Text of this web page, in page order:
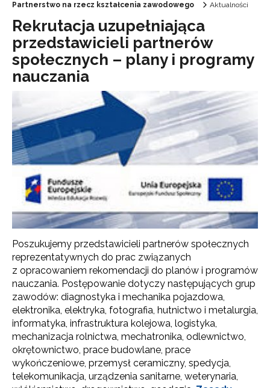
Partnerstwo na rzecz kształcenia zawodowego
Aktualności
Rekrutacja uzupełniająca
przedstawicieli partnerów
społecznych – plany i programy
nauczania
Poszukujemy przedstawicieli partnerów społecznych
reprezentatywnych do prac związanych
z opracowaniem rekomendacji do planów i programów
nauczania. Postępowanie dotyczy następujących grup
zawodów: diagnostyka i mechanika pojazdowa,
elektronika, elektryka, fotografia, hutnictwo i metalurgia,
informatyka, infrastruktura kolejowa, logistyka,
mechanizacja rolnictwa, mechatronika, odlewnictwo,
okrętownictwo, prace budowlane, prace
wykończeniowe, przemysł ceramiczny, spedycja,
telekomunikacja, urządzenia sanitarne, weterynaria,